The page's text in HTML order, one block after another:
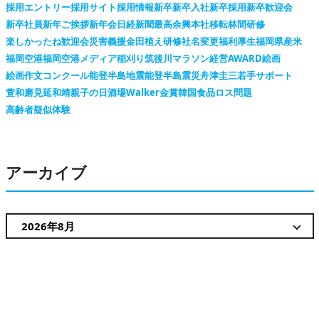
採用エントリー採用サイト採用情報新卒新卒入社新卒採用新卒歓迎会
新卒社員新年ご挨拶新年会日経新聞最高余興本社移転林間研修
楽しかったね歓迎会災害義援金田植え研修社名変更福利厚生福岡県産米
福岡空港福岡空港メディア稲刈り筑後川マラソン経営AWARD絵画
絵画作文コンクール能登半島地震能登半島震災舟津圭三若手サポート
萱和磨見延和靖親子の日酒場Walker金賞韓国食品ロス問題
高齢者疑似体験
アーカイブ